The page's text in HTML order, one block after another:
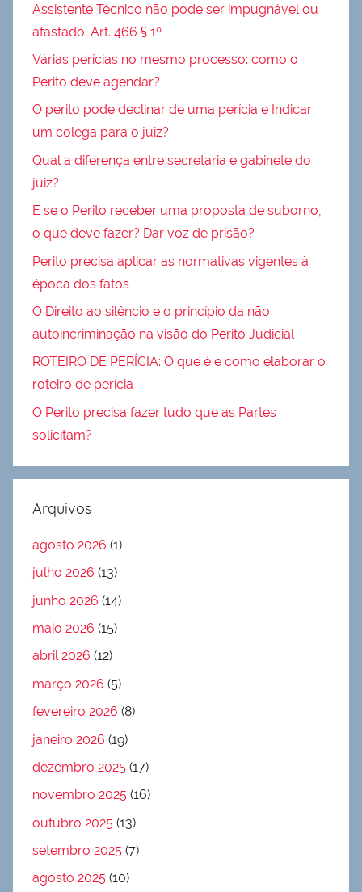
Assistente Técnico não pode ser impugnável ou
afastado. Art. 466 § 1º
Várias perícias no mesmo processo: como o
Perito deve agendar?
O perito pode declinar de uma perícia e Indicar
um colega para o juiz?
Qual a diferença entre secretaria e gabinete do
juiz?
E se o Perito receber uma proposta de suborno,
o que deve fazer? Dar voz de prisão?
Perito precisa aplicar as normativas vigentes à
época dos fatos
O Direito ao silêncio e o princípio da não
autoincriminação na visão do Perito Judicial
ROTEIRO DE PERÍCIA: O que é e como elaborar o
roteiro de perícia
O Perito precisa fazer tudo que as Partes
solicitam?
Arquivos
agosto 2026 (1)
julho 2026 (13)
junho 2026 (14)
maio 2026 (15)
abril 2026 (12)
março 2026 (5)
fevereiro 2026 (8)
janeiro 2026 (19)
dezembro 2025 (17)
novembro 2025 (16)
outubro 2025 (13)
setembro 2025 (7)
agosto 2025 (10)